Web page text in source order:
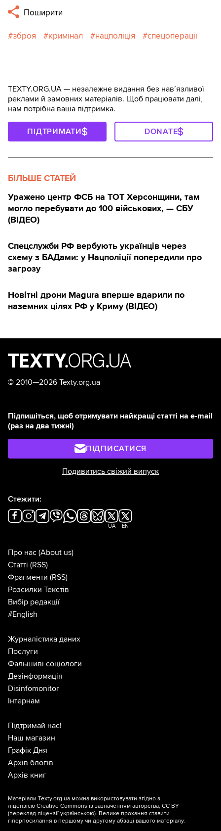
Поширити
зброя кримінал нацполіція спецоперації
TEXTY.ORG.UA — незалежне видання без навʼязливої
реклами й замовних матеріалів. Щоб працювати далі,
нам потрібна ваша підтримка.
ПІДТРИМАТИ DONATE
БІЛЬШЕ СТАТЕЙ
Уражено центр ФСБ на ТОТ Херсонщини, там
могло перебувати до 100 військових, — СБУ
(ВIДЕО)
Спецслужби РФ вербують українців через
схему з БАДами: у Нацполіції попередили про
загрозу
Новітні дрони Magura вперше вдарили по
наземних цілях РФ у Криму (ВІДЕО)
© 2010—2026 Texty.org.ua
Підпишіться, щоб отримувати найкращі статті на e-mail
(раз на два тижні)
ПІДПИСАТИСЯ
Подивитись свіжий випуск
Стежити:
UA EN
Про нас (About us)
Статті (RSS)
Фрагменти (RSS)
Розсилки Текстів
Вибір редакції
#English
Журналістика даних
Послуги
Фальшиві соціологи
Дезінформація
Disinfomonitor
Інтернам
Підтримай нас!
Наш магазин
Графік Дня
Архів блогів
Архів книг
Матеріали Texty.org.ua можна використовувати згідно з
ліцензією Creative Commons із зазначенням авторства, CC BY
(переклад ліцензії українською). Велике прохання ставити
гіперпосилання в першому чи другому абзаці вашого матеріалу.